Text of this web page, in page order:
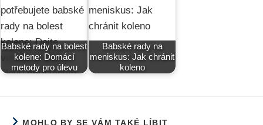
Babské rady na bolest
kolene: Domácí
metody pro úlevu
Babské rady na
meniskus: Jak chránit
koleno
MOHLO BY SE VÁM TAKÉ LÍBIT